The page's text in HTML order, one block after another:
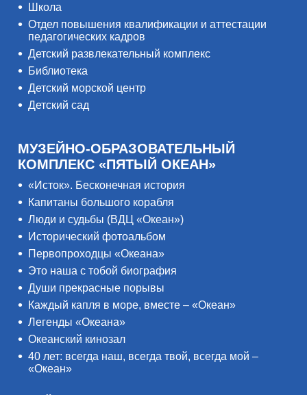
Школа
Отдел повышения квалификации и аттестации
педагогических кадров
Детский развлекательный комплекс
Библиотека
Детский морской центр
Детский сад
МУЗЕЙНО-ОБРАЗОВАТЕЛЬНЫЙ
КОМПЛЕКС «ПЯТЫЙ ОКЕАН»
«Исток». Бесконечная история
Капитаны большого корабля
Люди и судьбы (ВДЦ «Океан»)
Исторический фотоальбом
Первопроходцы «Океана»
Это наша с тобой биография
Души прекрасные порывы
Каждый капля в море, вместе – «Океан»
Легенды «Океана»
Океанский кинозал
40 лет: всегда наш, всегда твой, всегда мой –
«Океан»